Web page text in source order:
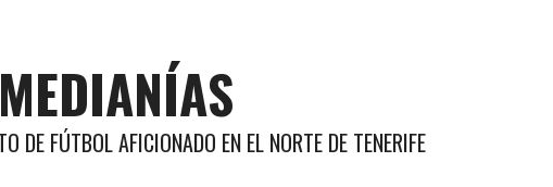
DE FÚTBOL AFICIONADO EN EL NORTE DE TENERIFE